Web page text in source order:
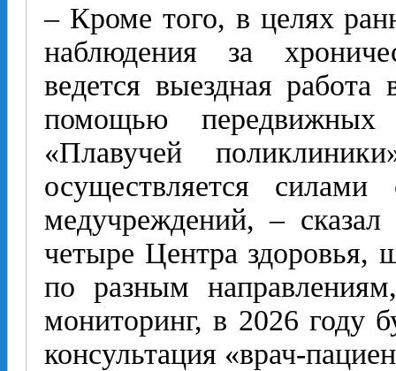
– Кроме того, в целях
наблюдения за
ведется выездная
помощью
«Плавучей
осуществляется силами
медучреждений, –
четыре Центра здоровья,
по разным
мониторинг, в 2026 году
консультация «врач-